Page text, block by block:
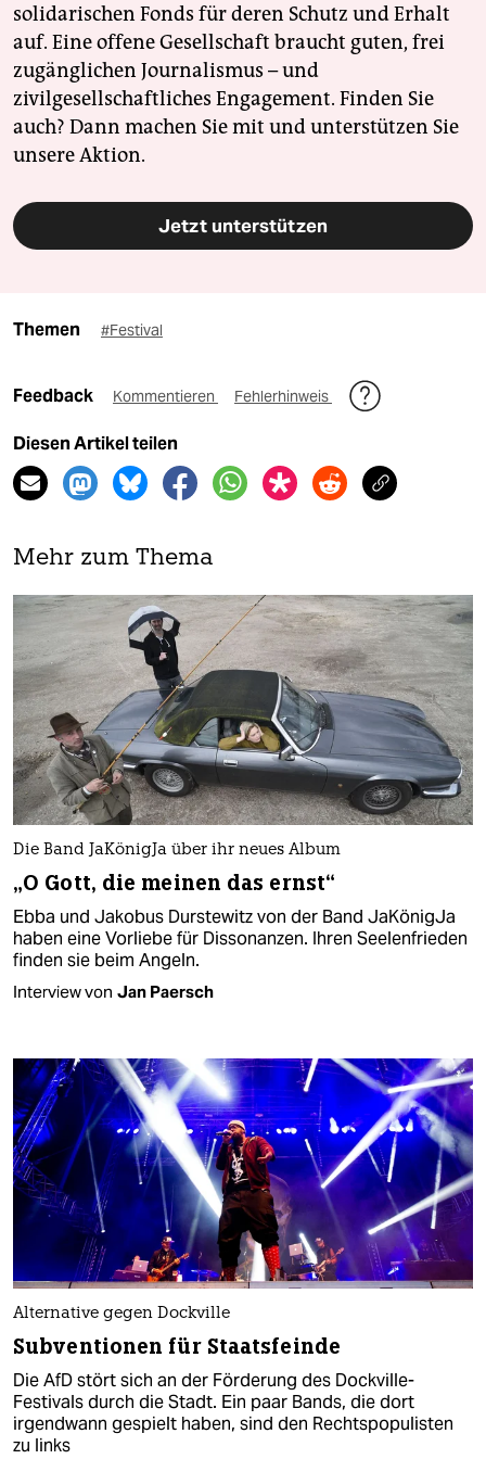
solidarischen Fonds für deren Schutz und Erhalt
auf. Eine offene Gesellschaft braucht guten, frei
zugänglichen Journalismus – und
zivilgesellschaftliches Engagement. Finden Sie
auch? Dann machen Sie mit und unterstützen Sie
unsere Aktion.
Jetzt unterstützen
Themen #Festival
Feedback Kommentieren Fehlerhinweis
Diesen Artikel teilen
Mehr zum Thema
Die Band JaKönigJa über ihr neues Album
„O Gott, die meinen das ernst“
Ebba und Jakobus Durstewitz von der Band JaKönigJa
haben eine Vorliebe für Dissonanzen. Ihren Seelenfrieden
finden sie beim Angeln.
Interview von Jan Paersch
Alternative gegen Dockville
Subventionen für Staatsfeinde
Die AfD stört sich an der Förderung des Dockville-
Festivals durch die Stadt. Ein paar Bands, die dort
irgendwann gespielt haben, sind den Rechtspopulisten
zu links